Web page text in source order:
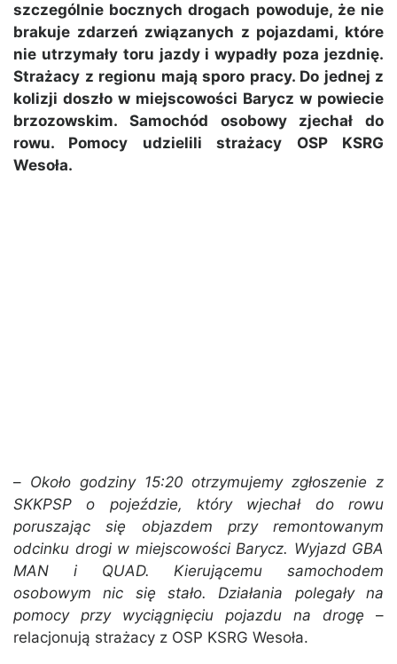
szczególnie bocznych drogach powoduje, że nie
brakuje zdarzeń związanych z pojazdami, które
nie utrzymały toru jazdy i wypadły poza jezdnię.
Strażacy z regionu mają sporo pracy. Do jednej z
kolizji doszło w miejscowości Barycz w powiecie
brzozowskim. Samochód osobowy zjechał do
rowu. Pomocy udzielili strażacy OSP KSRG
Wesoła.
– Około godziny 15:20 otrzymujemy zgłoszenie z
SKKPSP o pojeździe, który wjechał do rowu
poruszając się objazdem przy remontowanym
odcinku drogi w miejscowości Barycz. Wyjazd GBA
MAN i QUAD. Kierującemu samochodem
osobowym nic się stało. Działania polegały na
pomocy przy wyciągnięciu pojazdu na drogę –
relacjonują strażacy z OSP KSRG Wesoła.